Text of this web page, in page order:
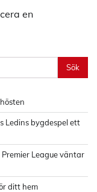
en
Ledins bygdespel ett
League väntar
ditt hem